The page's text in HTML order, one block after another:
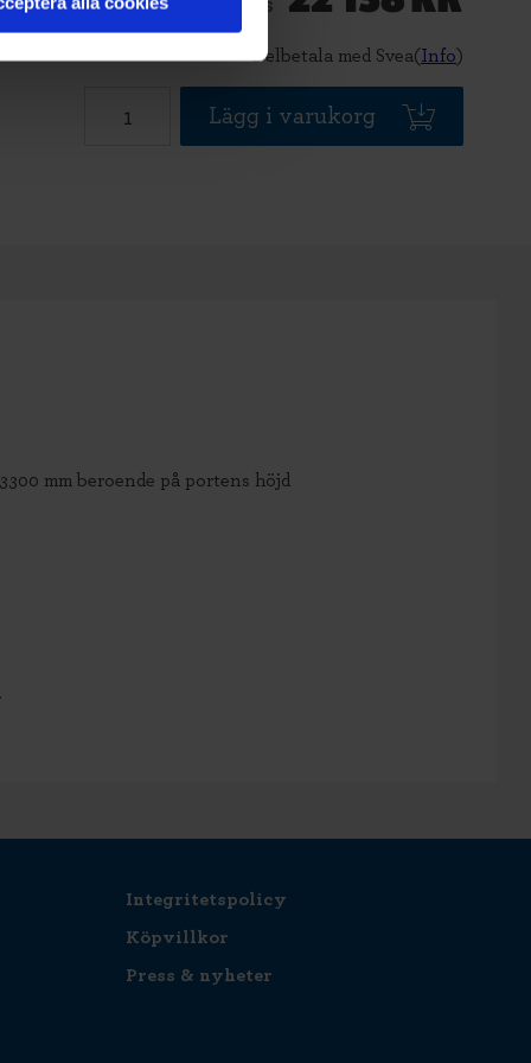
Pris
Delbetala med Svea(Info)
Lägg i varukorg
mm beroende på portens höjd
Integritetspolicy
Köpvillkor
Press & nyheter